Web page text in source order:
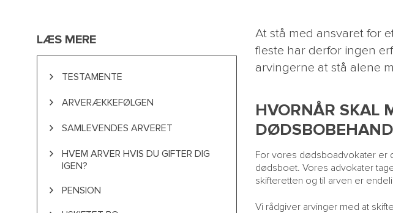
At stå med ansvaret for
fleste har derfor ingen
arvingerne at stå alene
HVORNÅR SKAL
For vores dødsboadvokater er
dødsboet. Vores advokater
skifteretten og til arven er
Vi rådgiver arvinger med at
LÆS MERE
OG
ARV
TESTAMENTE
Donationer til velgørende organisationer
Særeje for dine efterladte
ARVERÆKKEFØLGEN
Successeionsrækkefølge
SAMLEVENDES ARVERET
Udvidet samlevertestamente
HVEM ARVER HVIS DU GIFTER DIG
IGEN?
PENSION